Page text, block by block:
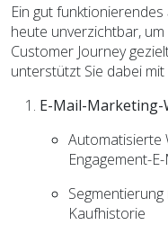
Ein gut funktionierendes
heute unverzichtbar,
Customer Journey
unterstützt Sie dabei
E-Mail-Marketing-
Automatisierte
Engagement-
Kaufhistorie